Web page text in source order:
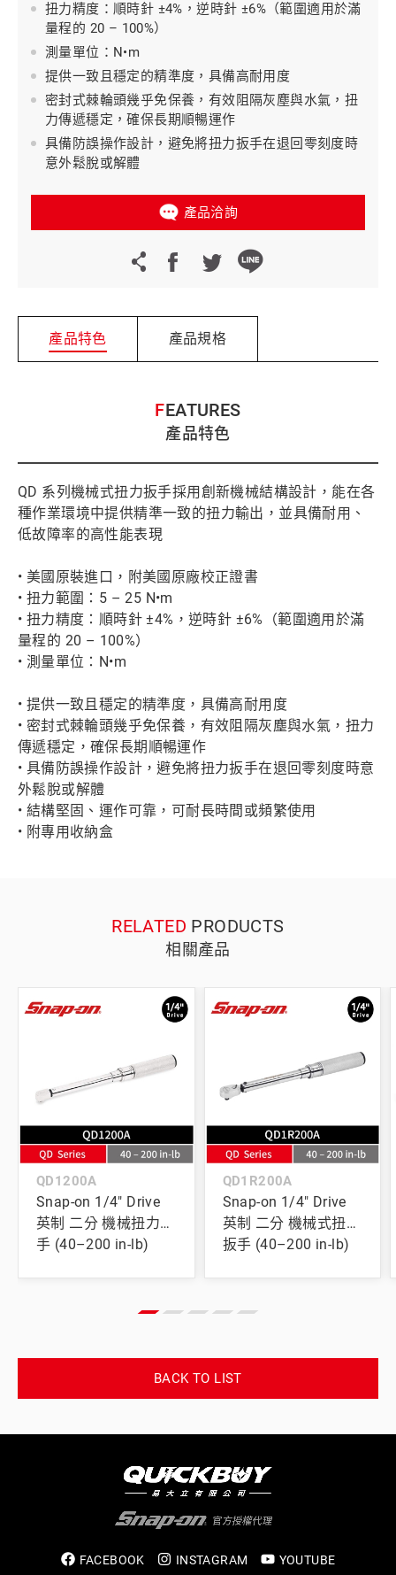
扭力精度：順時針 ±4%，逆時針 ±6%（範圍適用於滿
量程的 20 – 100%）
測量單位：N•m
提供一致且穩定的精準度，具備高耐用度
密封式棘輪頭幾乎免保養，有效阻隔灰塵與水氣，扭
力傳遞穩定，確保長期順暢運作
具備防誤操作設計，避免將扭力扳手在退回零刻度時
意外鬆脫或解體
產品洽詢
產品特色 產品規格
FEATURES
產品特色
QD 系列機械式扭力扳手採用創新機械結構設計，能在各
種作業環境中提供精準一致的扭力輸出，並具備耐用、
低故障率的高性能表現
• 美國原裝進口，附美國原廠校正證書
• 扭力範圍：5 – 25 N•m
• 扭力精度：順時針 ±4%，逆時針 ±6%（範圍適用於滿
量程的 20 – 100%）
• 測量單位：N•m
• 提供一致且穩定的精準度，具備高耐用度
• 密封式棘輪頭幾乎免保養，有效阻隔灰塵與水氣，扭力
傳遞穩定，確保長期順暢運作
• 具備防誤操作設計，避免將扭力扳手在退回零刻度時意
外鬆脫或解體
• 結構堅固、運作可靠，可耐長時間或頻繁使用
• 附專用收納盒
RELATED PRODUCTS
相關產品
QD1200A
Snap-on 1/4" Drive
英制 二分 機械扭力扳
手 (40–200 in-lb)
QD1R200A
Snap-on 1/4" Drive
英制 二分 機械式扭力
扳手 (40–200 in-lb)
BACK TO LIST
FACEBOOK INSTAGRAM YOUTUBE